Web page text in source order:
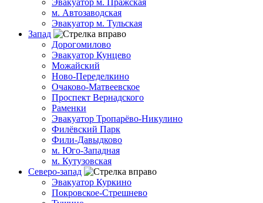
м. Автозаводская
Эвакуатор м. Тульская
Запад
Дорогомилово
Эвакуатор Кунцево
Можайский
Ново-Переделкино
Очаково-Матвеевское
Проспект Вернадского
Раменки
Эвакуатор Тропарёво-Никулино
Филёвский Парк
Фили-Давыдково
м. Юго-Западная
м. Кутузовская
Северо-запад
Эвакуатор Куркино
Покровское-Стрешнево